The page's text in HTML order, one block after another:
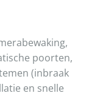
poorten,
(inbraak
en snelle